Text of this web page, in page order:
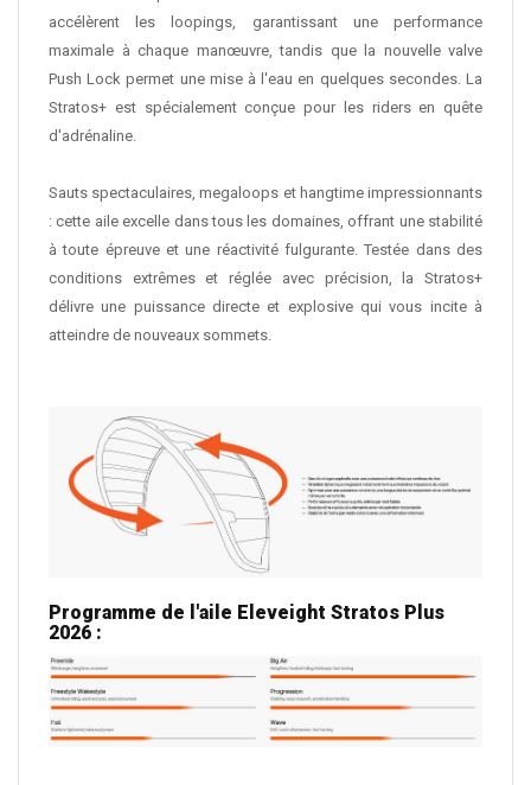
accélèrent les loopings, garantissant une performance
maximale à chaque manœuvre, tandis que la nouvelle valve
Push Lock permet une mise à l'eau en quelques secondes. La
Stratos+ est spécialement conçue pour les riders en quête
d'adrénaline.
Sauts spectaculaires, megaloops et hangtime impressionnants
: cette aile excelle dans tous les domaines, offrant une stabilité
à toute épreuve et une réactivité fulgurante. Testée dans des
conditions extrêmes et réglée avec précision, la Stratos+
délivre une puissance directe et explosive qui vous incite à
atteindre de nouveaux sommets.
Programme de l'aile Eleveight Stratos Plus
2026 :